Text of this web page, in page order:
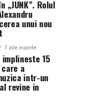
„JUNK”. Rolul
unui nou
7 zile inainte
implineste 15
a
intr-un
revine in